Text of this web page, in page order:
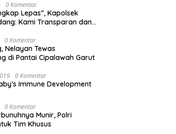
0 Komentar
Lepas”, Kapolsek
Kami Transparan dan
0 Komentar
Nelayan Tewas
di Pantai Cipalawah Garut
0 Komentar
Immune Development
0 Komentar
Munir, Polri
Tim Khusus